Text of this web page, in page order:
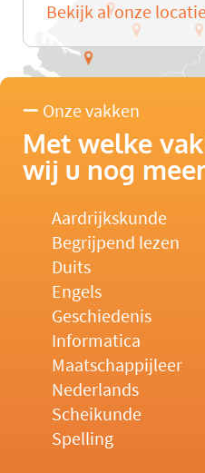
Bekijk al onze
Onze vakken
Met welke
wij u nog
Aardrijkskunde
Begrijpend lezen
Duits
Engels
Geschiedenis
Informatica
Maatschappijleer
Nederlands
Scheikunde
Spelling